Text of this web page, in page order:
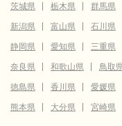
茨城県
栃木県 群馬県
新潟県
富山県 石川県
静岡県
愛知県 三重県
奈良県
和歌山県 鳥取
徳島県
香川県 愛媛県
熊本県
大分県 宮崎県